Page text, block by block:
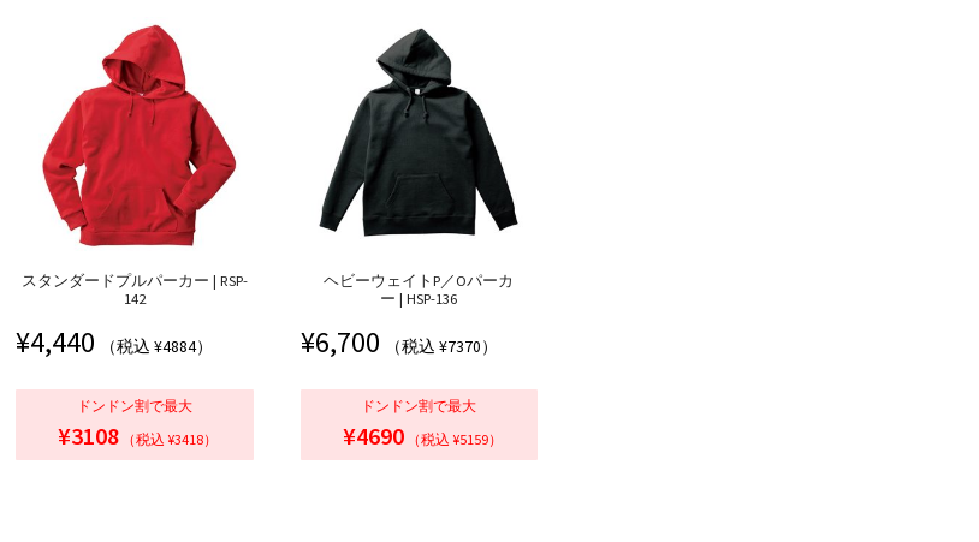
スタンダードプルパーカー | RSP-
142
¥4,440 （税込 ¥4884）
ドンドン割で最大
¥3108 （税込 ¥3418）
ヘビーウェイトP／Oパーカ
ー | HSP-136
¥6,700 （税込 ¥7370）
ドンドン割で最大
¥4690 （税込 ¥5159）